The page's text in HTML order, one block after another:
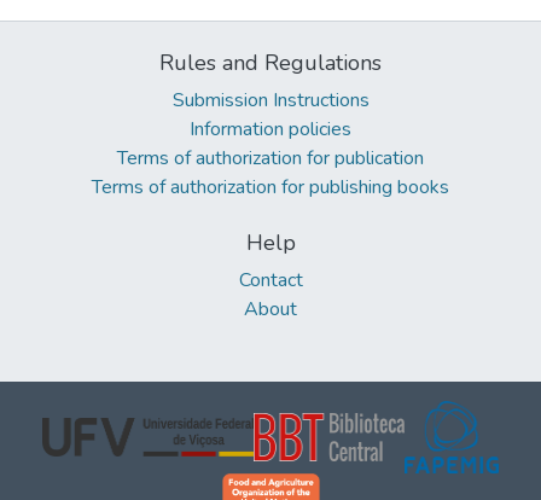
Rules and Regulations
Submission Instructions
Information policies
Terms of authorization for publication
Terms of authorization for publishing books
Help
Contact
About